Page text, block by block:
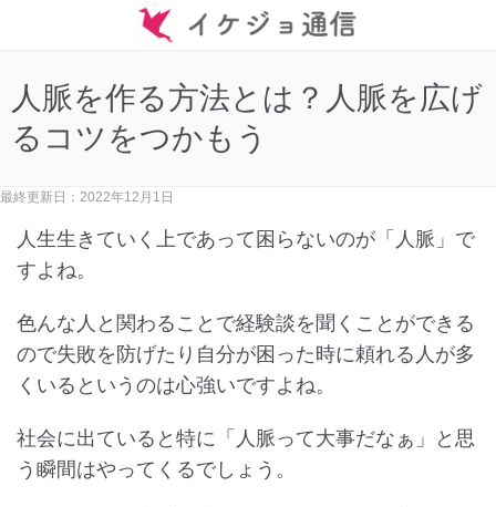
人脈を作る方法とは？人脈を広げ
るコツをつかもう
最終更新日：2022年12月1日
人生生きていく上であって困らないのが「人脈」で
すよね。
色んな人と関わることで経験談を聞くことができる
ので失敗を防げたり自分が困った時に頼れる人が多
くいるというのは心強いですよね。
社会に出ていると特に「人脈って大事だなぁ」と思
う瞬間はやってくるでしょう。